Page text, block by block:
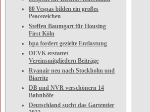
80 Vespas bilden ein großes
Peacezeichen
Steffen Baumgart für Housing
First Köln
bpa fordert gezielte Entlastung
DEVK erstattet
Vereinsmitgliedern Beiträge
Ryanair neu nach Stockholm und
Biarritz
DB und NVR verschönern 14
Bahnhöfe
Deutschland sucht das Gartentier